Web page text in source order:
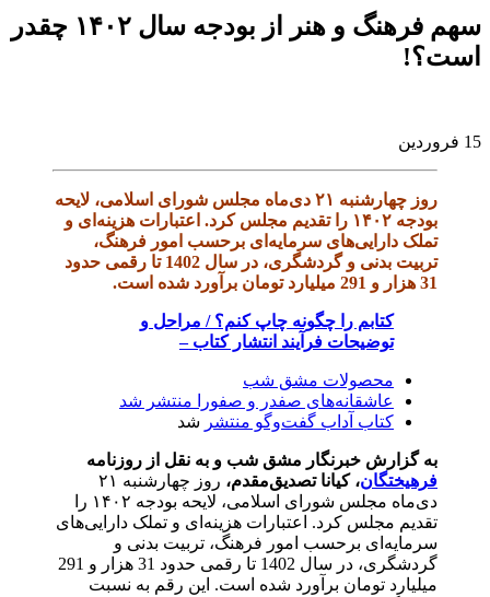
سهم فرهنگ و هنر از بودجه سال ۱۴۰۲ چقدر
است؟!
15 فروردین
روز چهارشنبه ۲۱ دی‌ماه مجلس شورای اسلامی، لایحه
بودجه ۱۴۰۲ را تقدیم مجلس کرد. اعتبارات هزینه‌ای و
تملک دارایی‌های سرمایه‌ای برحسب امور فرهنگ،
تربیت بدنی و گردشگری، در سال 1402 تا رقمی حدود
31 هزار و 291 میلیارد تومان برآورد شده است.
کتابم را چگونه چاپ کنم؟ / مراحل و
توضیحات فرآیند انتشار کتاب –
محصولات مشق شب
عاشقانه‌های صفدر و صفورا منتشر شد
کتاب آداب گفت‌و‌گو منتشر شد
به گزارش خبرنگار مشق شب و به نقل از روزنامه
فرهیختگان، کیانا تصدیق‌مقدم،
روز چهارشنبه ۲۱
دی‌ماه مجلس شورای اسلامی، لایحه بودجه ۱۴۰۲ را
تقدیم مجلس کرد. اعتبارات هزینه‌ای و تملک دارایی‌های
سرمایه‌ای برحسب امور فرهنگ، تربیت بدنی و
گردشگری، در سال 1402 تا رقمی حدود 31 هزار و 291
میلیارد تومان برآورد شده است. این رقم به نسبت